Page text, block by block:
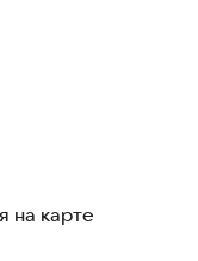
на карте